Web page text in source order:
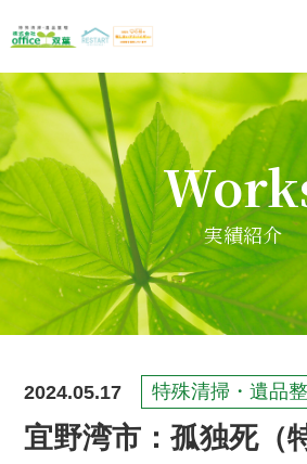
実績紹介
宜野湾市：孤独死（
2024.05.17 特殊清掃・遺品